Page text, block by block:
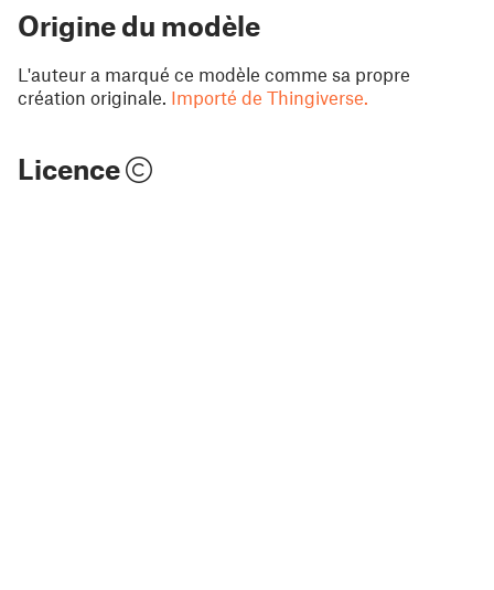
Origine du modèle
L'auteur a marqué ce modèle comme sa propre
création originale. Importé de Thingiverse.
Licence